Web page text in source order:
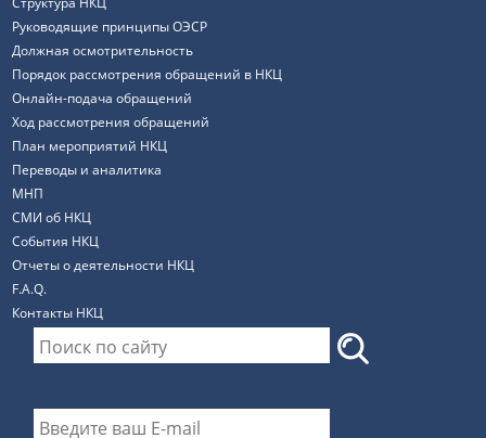
Руководящие принципы ОЭСР
Должная осмотрительность
Порядок рассмотрения обращений в НКЦ
Онлайн-подача обращений
Ход рассмотрения обращений
План мероприятий НКЦ
Переводы и аналитика
МНП
СМИ об НКЦ
События НКЦ
Отчеты о деятельности НКЦ
F.A.Q.
Контакты НКЦ